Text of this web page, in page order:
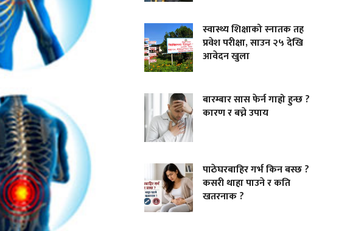
स्वास्थ्य शिक्षाको स्नातक तह
प्रवेश परीक्षा, साउन २५ देखि
आवेदन खुला
बारम्बार सास फेर्न गाह्रो हुन्छ ?
कारण र बच्ने उपाय
पाठेघरबाहिर गर्भ किन बस्छ ?
कसरी थाहा पाउने र कति
खतरनाक ?